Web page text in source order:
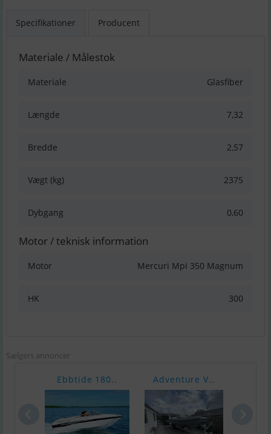
Specifikationer Producent
Materiale / Målestok
Materiale Glasfiber
Længde 7,32
Bredde 2,57
Vægt (kg) 2375
Dybgang 0,60
Motor / teknisk information
Motor Mercuri Mpi 350 Magnum
HK 300
Sælgers annoncer
Ebbtide 180.. Adventure V..